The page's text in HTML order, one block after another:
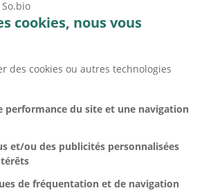
cookies, nous vous
des cookies ou autres technologies
performance du site et une navigation
et/ou des publicités personnalisées
de fréquentation et de navigation